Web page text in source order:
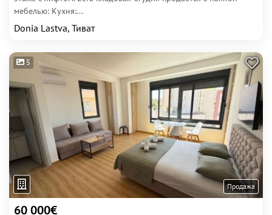
мебелью: Кухня:...
Donia Lastva, Тиват
5
Продажа
60 000€